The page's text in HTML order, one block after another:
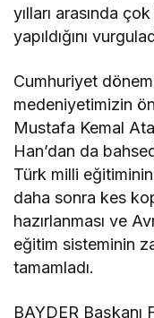
yılları arasında
yapıldığını
Cumhuriyet
medeniyetimizin
Mustafa Kemal
Han’dan da
Türk milli
daha sonra kes
hazırlanması ve
eğitim sisteminin
tamamladı.
BAYDER